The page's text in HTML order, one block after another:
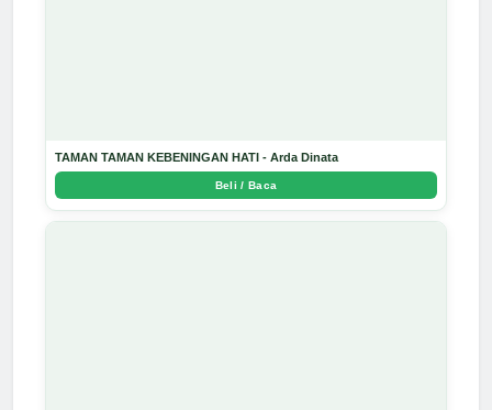
TAMAN TAMAN KEBENINGAN HATI - Arda Dinata
Beli / Baca